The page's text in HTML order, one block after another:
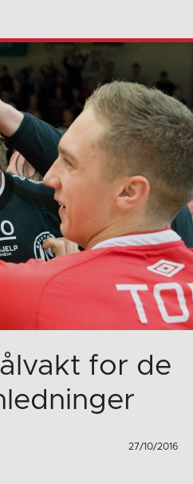
for de
27/10/2016